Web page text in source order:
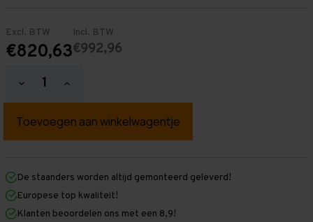
Excl. BTW
€820,63
Incl. BTW
€992,96
Hoeveelheid
verlagen
Grootvakstelling
mm
mm
x
1.000
mm
Hoeveelheid
verhogen
Grootvakstelling
mm
mm
1.000
mm
De staanders worden altijd gemonteerd geleverd!
Europese top kwaliteit!
Klanten beoordelen ons met een 8,9!